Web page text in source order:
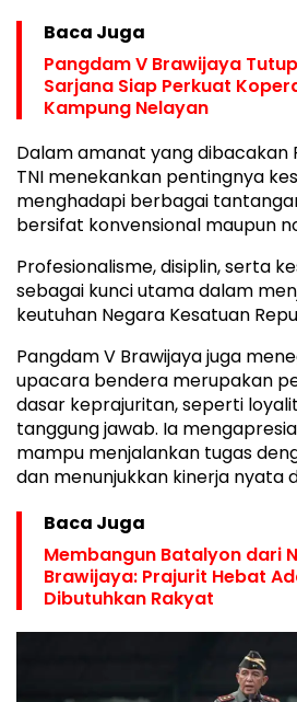
Baca Juga
Pangdam V Brawijaya
Sarjana Siap Perkuat
Kampung Nelayan
Dalam amanat yang dibacakan
TNI menekankan pentingnya
menghadapi berbagai
bersifat konvensional maupun
Profesionalisme, disiplin, serta
sebagai kunci utama dalam
keutuhan Negara Kesatuan
Pangdam V Brawijaya juga
upacara bendera merupakan
dasar keprajuritan, seperti
tanggung jawab. Ia
mampu menjalankan tugas
dan menunjukkan kinerja nyata
Baca Juga
Membangun Batalyon dari
Brawijaya: Prajurit Hebat
Dibutuhkan Rakyat